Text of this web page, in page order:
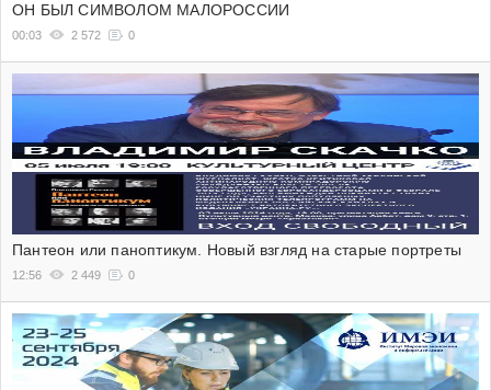
ОН БЫЛ СИМВОЛОМ МАЛОРОССИИ
00:03 2 572 0
Пантеон или паноптикум. Новый взгляд на старые портреты
12:56 2 449 0